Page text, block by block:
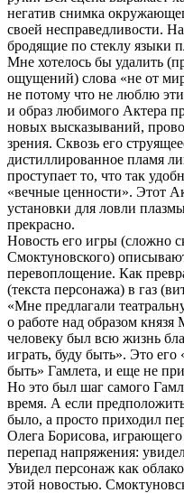
негатив снимка
своей несправедливости.
бродящие по стеклу языки
Мне хотелось бы удалить
ощущений) слова «не от
не потому что не люблю
и образ любимого Актера
новых высказываний,
зрения. Сквозь его
дистиллированное пламя
проступает то, что так
«вечные ценности». Этот
установки для ловли
прекрасно.
Новость его игры (сложно
Смоктуновского)
перевоплощение. Как
(текста персонажа) в газ
«Мне предлагали
о работе над образом
человеку был всю жизнь
играть, буду быть». Это
быть» Гамлета, и еще не
Но это был шаг самого
время. А если
было, а просто приходил
Олега Борисова,
перепад напряжения:
Увидел персонаж как
этой новостью.